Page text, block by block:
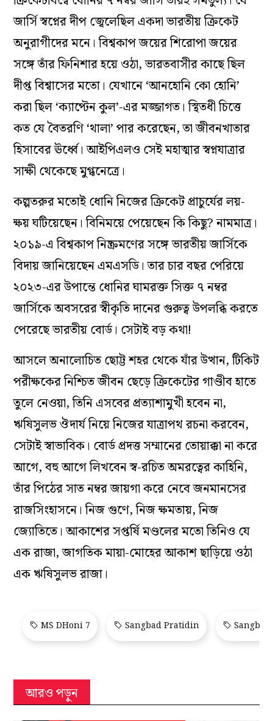
জার্সি স্বপ্নের দীপ জ্বেলেছিল একদা ভারতীয় ক্রিকেট
অনুরাগীদের মনে। বিশ্বকাপ জয়ের শিরোপা জয়ের
সঙ্গে তাঁর ফিনিশার হয়ে ওঠা, ভারতবাসীর কাছে ছিল
দীপ্ত বিশ্বাসের মতো। যেখানে ‘আনহোনি কো হোনি’
করা ছিল ‘ক্যাপ্টেন কুল’-এর মজ্জাগত। স্থিতধী চিত্তে
কত যে বৈতরণি ‘থালা’ পার করেছেন, তা জীবনখাতার
হিসাবের ঊর্ধ্বে। আইপিএল‌ও সেই মহাত্মার স্বপ্নযাত্রার
সাক্ষী থেকেছে মুগ্ধনেত্রে।
কল্পতরুর মতোই ধোনি নিজের ক্রিকেট প্রাচুর্যের লয়-
ক্ষয় ঘটিয়েছেন। বিনিময়ে পেয়েছেন কি কিছু? নামমাত্র।
২০১৯-এ বিশ্বকাপ নিষ্ক্রমণের সঙ্গে ভারতীয় জার্সিকে
বিদায় জানিয়েছেন এম‌এসডি। তার চার বছর পেরিয়ে
২০২৩-এর উপান্তে ধোনির ঘামরক্ত সিক্ত ৭ নম্বর
জার্সিকে অবসরের স্বীকৃতি দানের গুরুত্ব উপলব্ধি করতে
পেরেছে ভারতীয় বোর্ড। সেটাই বড় কথা!
আসলে অনালোচিত ছোট্ট শহর থেকে যাঁর উত্থান, টিকিট
পরীক্ষকের নিশ্চিত জীবন ছেড়ে ক্রিকেটের গাণ্ডীব হাতে
তুলে নেওয়া, তিনি এসবের প্রত্যাশামুখী হবেন না,
ঋষিসুলভ ঔদার্য নিয়ে নিজের যাত্রাপথ রচনা করবেন,
সেটাই স্বাভাবিক। বোর্ড প্রদত্ত সম্মানের তোয়াক্কা না করে
আগে, বহু আগে লিখবেন স্ব-রচিত অমরত্বের কাহিনি,
তাঁর পিঠের সাত নম্বর জায়গা করে নেবে জনমানসের
রাজসিংহাসনে। নিজ গুণে, নিজ ক্ষমতায়, নিজ
জ্যোতিতে। আকাশের সপ্তর্ষি মণ্ডলের মতো তিনিও যে
এক রাজা, জাগতিক মায়া-মোহের আকাশ ছাড়িয়ে ওঠা
এক ঋষিসুলভ রাজা।
MS DHoni 7 Sangbad Pratidin
আরও পড়ুন